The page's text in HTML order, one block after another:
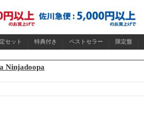
セット 特典付き ベストセラー 限定盤
Ninjadoopa